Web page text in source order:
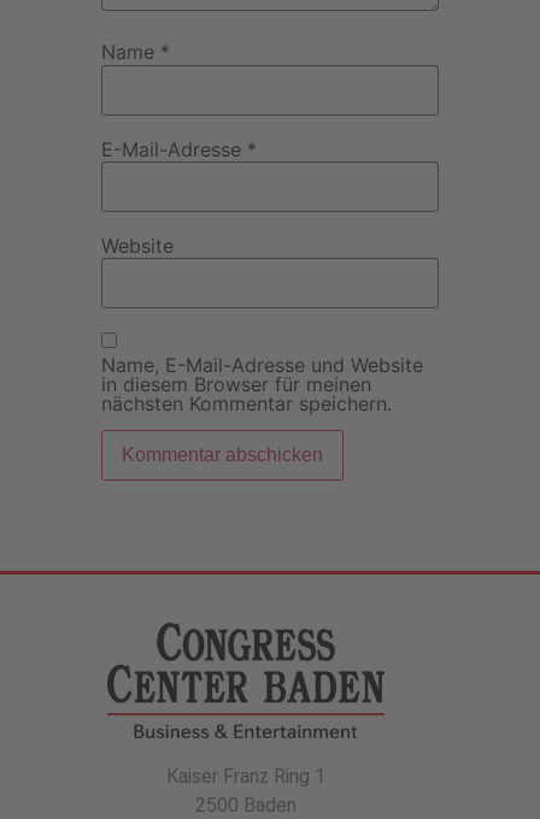
Name *
E-Mail-Adresse *
Website
Name, E-Mail-Adresse und Website
in diesem Browser für meinen
nächsten Kommentar speichern.
Kaiser Franz Ring 1
2500 Baden